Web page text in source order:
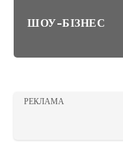
ШОУ-БІЗНЕС
РЕКЛАМА